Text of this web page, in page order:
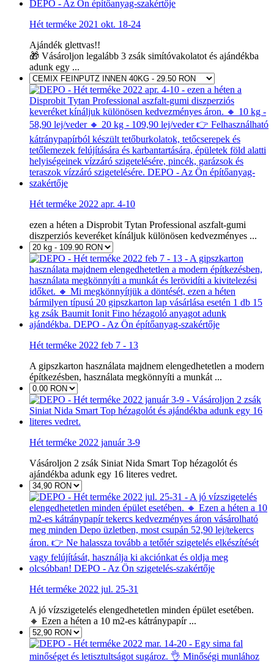
Hét terméke 2021 okt. 18-24
Ajándék glettvas!!
🎁 Vásároljon legalább 3 zsák simítóvakolatot és ajándékba
adunk egy ...
Hét terméke 2022 apr. 4-10
ezen a héten a Disprobit Tytan Professional aszfalt-gumi
diszperziós keveréket kínáljuk különösen kedvezményes ...
Hét terméke 2022 feb 7 - 13
A gipszkarton használata majdnem elengedhetetlen a modern
építkezésben, használata megkönnyíti a munkát ...
Hét terméke 2022 január 3-9
Vásároljon 2 zsák Siniat Nida Smart Top hézagolót és
ajándékba adunk egy 16 literes vedret.
Hét terméke 2022 jul. 25-31
A jó vízszigetelés elengedhetetlen minden épület esetében.
🔸 Ezen a héten a 10 m2-es kátránypapír ...